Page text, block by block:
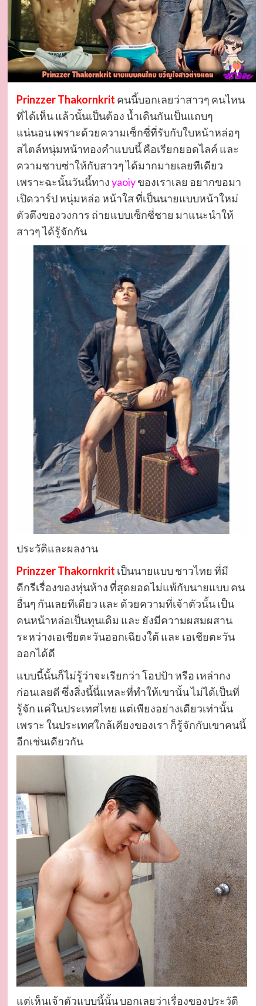
Prinzzer Thakornkrit คนนี้บอกเลยว่าสาวๆ คนไหน
ที่ได้เห็น แล้วนั้นเป็นต้อง น้ำเดินกันเป็นแถบๆ
แน่นอน เพราะด้วยความเซ็กซี่ที่รับกับใบหน้าหล่อๆ
สไตล์หนุ่มหน้าทองคำแบบนี้ คือเรียกยอดไลค์ และ
ความซาบซ่าให้กับสาวๆ ได้มากมายเลยทีเดียว
เพราะฉะนั้นวันนี้ทางyaoiyของเราเลย อยากขอมา
เปิดวาร์ป หนุ่มหล่อ หน้าใส ที่เป็นนายแบบหน้าใหม่
ตัวตึงของวงการ ถ่ายแบบเซ็กซี่ชาย มาแนะนำให้
สาวๆ ได้รู้จักกัน
ประวัติและผลงาน
Prinzzer Thakornkrit เป็นนายแบบ ชาวไทย ที่มี
ดีกรีเรื่องของหุ่นห้าง ที่สุดยอดไม่แพ้กับนายแบบ คน
อื่นๆ กันเลยทีเดียว และ ด้วยความที่เจ้าตัวนั้น เป็น
คนหน้าหล่อเป็นทุนเดิม และ ยังมีความผสมผสาน
ระหว่างเอเชียตะวันออกเฉียงใต้ และ เอเชียตะวัน
ออกได้ดี
แบบนี้นั้นก็ไม่รู้ว่าจะเรียกว่า โอปป้า หรือ เหล่ากง
ก่อนเลยดี ซึ่งสิ่งนี้นี่แหละที่ทำให้เขานั้น ไม่ได้เป็นที่
รู้จัก แค่ในประเทศไทย แต่เพียงอย่างเดียวเท่านั้น
เพราะ ในประเทศใกล้เคียงของเรา ก็รู้จักกับเขาคนนี้
อีกเช่นเดียวกัน
แต่เห็นเจ้าตัวแบบนี้นั้น บอกเลยว่าเรื่องของประวัติ